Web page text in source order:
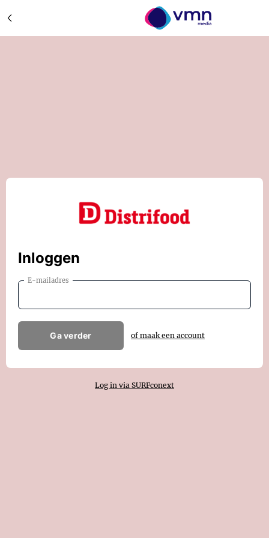
Inloggen
E-mailadres
Ga verder of maak een account
Log in via SURFconext